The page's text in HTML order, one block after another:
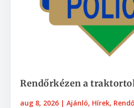
Rendőrkézen a
aug 8, 2026 |Ajánló, Hírek,